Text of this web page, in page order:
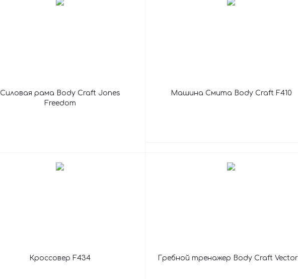
Силовая рама Body Craft Jones
Freedom
Машина Смита Body Craft F410
Кроссовер F434 Гребной тренажер Body Craft